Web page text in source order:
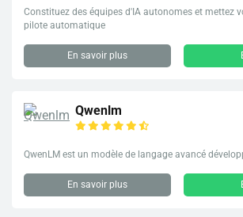
Constituez des équipes d'IA autonomes et mettez
pilote automatique
En savoir plus
Qwenlm
QwenLM est un modèle de langage avancé
En savoir plus